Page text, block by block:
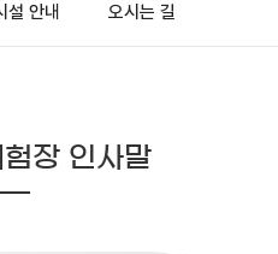
설 안내 오시는 길
장 인사말